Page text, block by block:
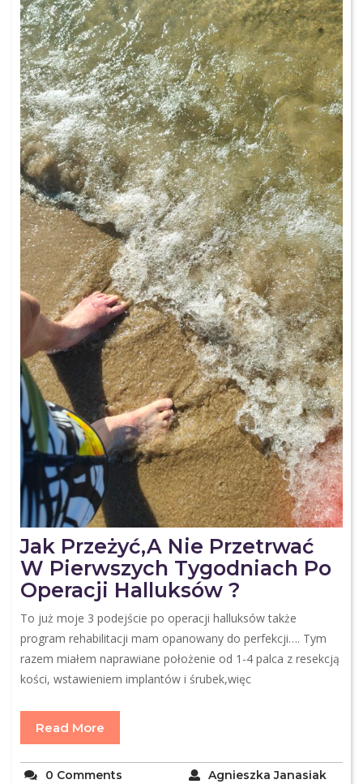
Jak Przeżyć,a Nie Przetrwać
W Pierwszych Tygodniach Po
Operacji Halluksów ?
To już moje 3 podejście po operacji halluksów także
program rehabilitacji mam opanowany do perfekcji…. Tym
razem miałem naprawiane położenie od 1-4 palca z resekcją
kości, wstawieniem implantów i śrubek,więc
Read More
Agnieszka Janasiak
0 Comments